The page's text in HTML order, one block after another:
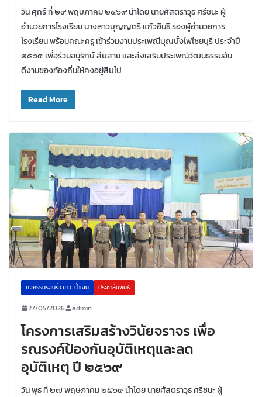
วัน ศุกร์ ที่ ๒๙ พฤษภาคม ๒๕๖๙ นำโดย นายศัสตราวุธ ศรีชนะ ผู้
อำนวยการโรงเรียน นางสาวบุญญตรี แก้วอินธิ รองผู้อำนวยการ
โรงเรียน พร้อมคณะครู เข้าร่วมงานประเพณีบุญบั้งไฟไซยบุรี ประจำปี
๒๕๖๙ เพื่อร่วมอนุรักษ์ สืบสาน และส่งเสริมประเพณีวัฒนธรรมอัน
ดึงามของท้องถิ่นให้คงอยู่สืบไป
Read More
กิจกรรมรอบรั้ว ขาว-น้ำเงิน ประชาสัมพันธ์
27/05/2026 admin
โครงการเสริมสร้างวินัยจราจร เพื่อ
รณรงค์ป้องกันอุบัติเหตุและลด
อุบัติเหตุ ปี ๒๕๖๙
วัน พุธ ที่ ๒๗ พฤษภาคม ๒๕๖๙ นำโดย นายศัสตราวุธ ศรีชนะ ผู้